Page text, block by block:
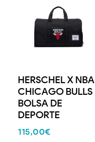
HERSCHEL X NBA
CHICAGO BULLS
BOLSA DE
DEPORTE
115,00€